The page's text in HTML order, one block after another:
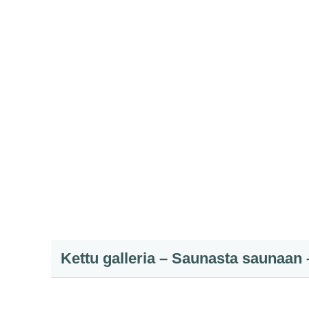
Kettu galleria – Saunasta saunaan